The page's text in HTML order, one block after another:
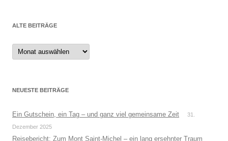
ALTE BEITRÄGE
Alte
Beiträge
NEUESTE BEITRÄGE
Ein Gutschein, ein Tag – und ganz viel gemeinsame Zeit
31.
Dezember 2025
Reisebericht: Zum Mont Saint-Michel – ein lang ersehnter Traum